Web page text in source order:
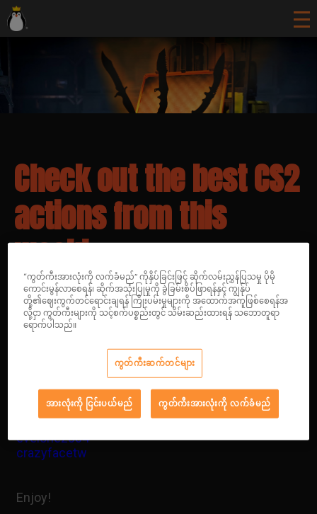
Check out the best CS2
actions from this
week!
Today, the most interesting videos are courtesy of:
ohnePixel
evelone2004
crazyfacetw
Enjoy!
“ကွတ်ကီးအားလုံးကို လက်ခံမည်” ကိုနှိပ်ခြင်းဖြင့် ဆိုက်လမ်းညွှန်ပြသမှု ပိုမို
ကောင်းမွန်လာစေရန်၊ ဆိုက်အသုံးပြုမှုကို ခွဲခြမ်းစိပ်ဖြာရန်နှင့် ကျွန်ုပ်
တို့၏ဈေးကွက်တင်ရောင်းချရန် ကြိုးပမ်းမှုများကို အထောက်အကူဖြစ်စေရန်အ
လို့ငှာ ကွတ်ကီးများကို သင့်စက်ပစ္စည်းတွင် သိမ်းဆည်းထားရန် သဘောတူရာ
ရောက်ပါသည်။
ကွတ်ကီးဆက်တင်များ
အားလုံးကို ငြင်းပယ်မည် ကွတ်ကီးအားလုံးကို လက်ခံမည်